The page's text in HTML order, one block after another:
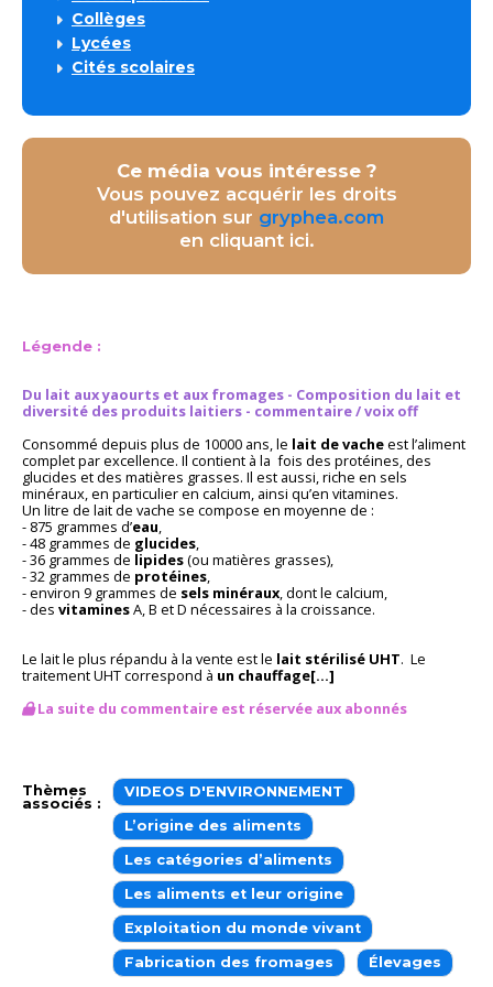
Collèges
Lycées
Cités scolaires
Ce média vous intéresse ?
Vous pouvez acquérir les droits
d'utilisation sur gryphea.com
en cliquant ici.
Légende :
Du lait aux yaourts et aux fromages - Composition du lait et
diversité des produits laitiers - commentaire / voix off
Consommé depuis plus de 10000 ans, le lait de vacheest l’aliment
complet par excellence. Il contient à la fois des protéines, des
glucides et des matières grasses. Il est aussi, riche en sels
minéraux, en particulier en calcium, ainsi qu’en vitamines.
Un litre de lait de vache se compose en moyenne de :
- 875 grammes d’eau
- 48 grammes de glucides
- 36 grammes de lipides(ou matières grasses),
- 32 grammes de protéines
- environ 9 grammes de sels minéraux , dont le calcium,
- des vitaminesA, B et D nécessaires à la croissance.
Le lait le plus répandu à la vente est le lait stérilisé UHT. Le
traitement UHT correspond à un chauffage[...]
La suite du commentaire est réservée aux abonnés
Thèmes
associés :
VIDEOS D'ENVIRONNEMENT
L’origine des aliments
Les catégories d’aliments
Les aliments et leur origine
Exploitation du monde vivant
Fabrication des fromages Élevages